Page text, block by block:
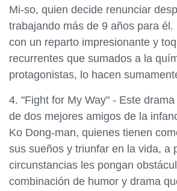
Mi-so, quien decide renunciar
trabajando más de 9 años para
con un reparto impresionante y
recurrentes que sumados a la
protagonistas, lo hacen
4. "Fight for My Way" - Este
de dos mejores amigos de la
Ko Dong-man, quienes tienen
sus sueños y triunfar en la vida, a
circunstancias les pongan
combinación de humor y drama